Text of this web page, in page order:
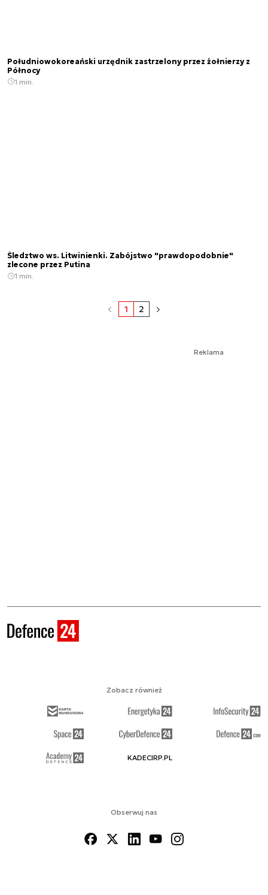
Południowokoreański urzędnik zastrzelony przez żołnierzy z
Północy
1 min.
Śledztwo ws. Litwinienki. Zabójstwo "prawdopodobnie"
zlecone przez Putina
1 min.
1 2
Reklama
Obserwuj nas
Zobacz również
KADECIRP.PL